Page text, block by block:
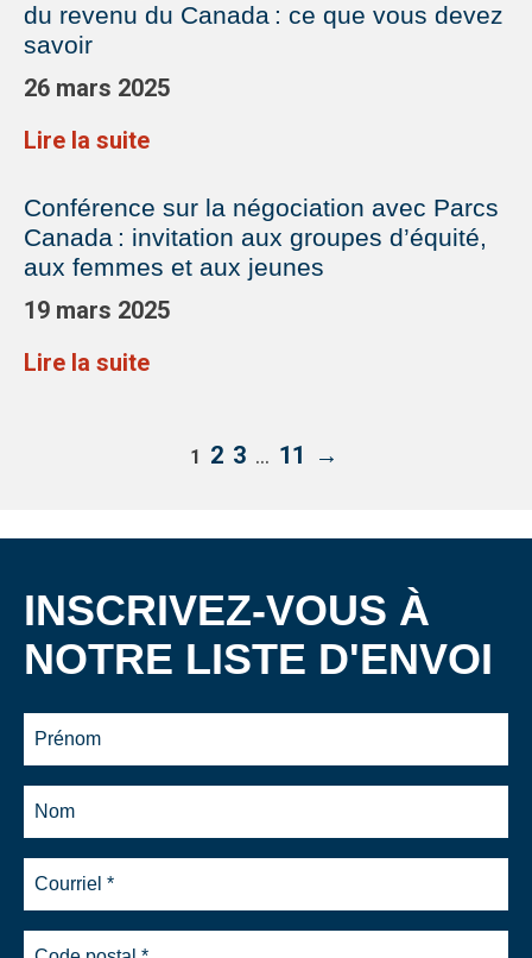
du revenu du Canada : ce que vous devez
savoir
26 mars 2025
Lire la suite
Conférence sur la négociation avec Parcs
Canada : invitation aux groupes d’équité,
aux femmes et aux jeunes
19 mars 2025
Lire la suite
1 2 3 … 11 →
INSCRIVEZ-VOUS À
NOTRE LISTE D'ENVOI